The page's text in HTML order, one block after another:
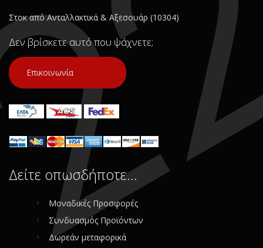
Στοκ από Ανταλλακτικά & Αξεσουάρ (10304)
Δεν βρίσκετε αυτό που ψάχνετε;
Επικοινωνία
Δείτε οπωσδήποτε…
Μοναδικές Προσφορές
Συνδυασμός Προϊόντων
Δωρεάν μεταφορικά